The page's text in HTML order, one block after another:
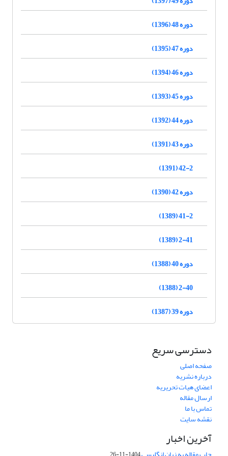
دوره 48 (1396)
دوره 47 (1395)
دوره 46 (1394)
دوره 45 (1393)
دوره 44 (1392)
دوره 43 (1391)
42-2 (1391)
دوره 42 (1390)
41-2 (1389)
2-41 (1389)
دوره 40 (1388)
2-40 (1388)
دوره 39 (1387)
دسترسی سریع
صفحه اصلی
درباره نشریه
اعضای هیات تحریریه
ارسال مقاله
تماس با ما
نقشه سایت
آخرین اخبار